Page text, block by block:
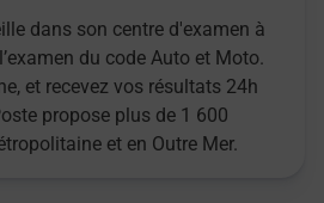
dans son centre d'examen à
du code Auto et Moto.
et recevez vos résultats 24h
propose plus de 1 600
et en Outre Mer.